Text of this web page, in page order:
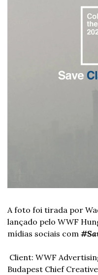
A foto foi tirada por
lançado pelo WWF
mídias sociais com
Client: WWF
Budapest Chief